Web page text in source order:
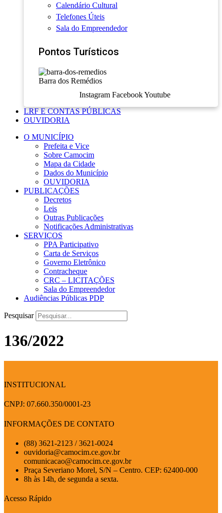
Calendário Cultural
Telefones Úteis
Sala do Empreendedor
Pontos Turísticos
Barra dos Remédios
Instagram Facebook Youtube
LRF E CONTAS PÚBLICAS
OUVIDORIA
O MUNICÍPIO
Prefeita e Vice
Sobre Camocim
Mapa da Cidade
Dados do Município
OUVIDORIA
PUBLICAÇÕES
Decretos
Leis
Outras Publicações
Notificações Administrativas
SERVIÇOS
PPA Participativo
Carta de Serviços
Governo Eletrônico
Contracheque
CRC – LICITAÇÕES
Sala do Empreendedor
Audiências Públicas PDP
Pesquisar
136/2022
INSTITUCIONAL
CNPJ: 07.660.350/0001-23
INFORMAÇÕES DE CONTATO
(88) 3621-2123 / 3621-0024
ouvidoria@camocim.ce.gov.br
comunicacao@camocim.ce.gov.br
Praça Severiano Morel, S/N – Centro. CEP: 62400-000
8h às 14h, de segunda a sexta.
Acesso Rápido